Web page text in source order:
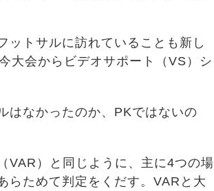
ットサルに訪れていることも新し
大会からビデオサポート（VS）シ
はなかったのか、PKではないの
VAR）と同じように、主に4つの場
らためて判定をくだす。VARと大